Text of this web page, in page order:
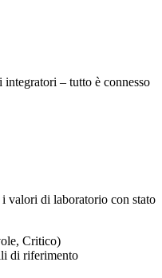
– tutto è connesso
valori di laboratorio con stato
Critico)
di riferimento